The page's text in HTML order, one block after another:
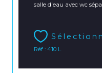
salle d'eau avec wc
Réf : 410 L